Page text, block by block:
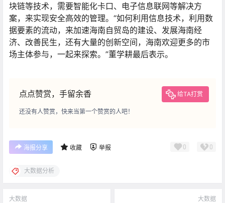
块链等技术，需要智能化卡口、电子信息联网等解决方
案，来实现安全高效的管理。“如何利用信息技术，利用数
据要素的流动，来加速海南自贸岛的建设、发展海南经
济、改善民生，还有大量的创新空间，海南欢迎更多的市
场主体参与，一起来探索。”董学耕最后表示。
点点赞赏，手留余香 给TA打赏
还没有人赞赏，快来当第一个赞赏的人吧！
海报分享 收藏 举报 0 0
大数据分析
大数据 大数据